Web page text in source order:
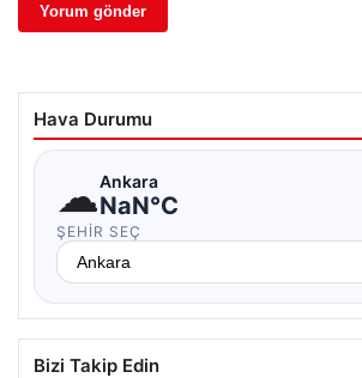
Hava Durumu
☁Ankara
NaN°C
ŞEHIR SEÇ
Bizi Takip Edin